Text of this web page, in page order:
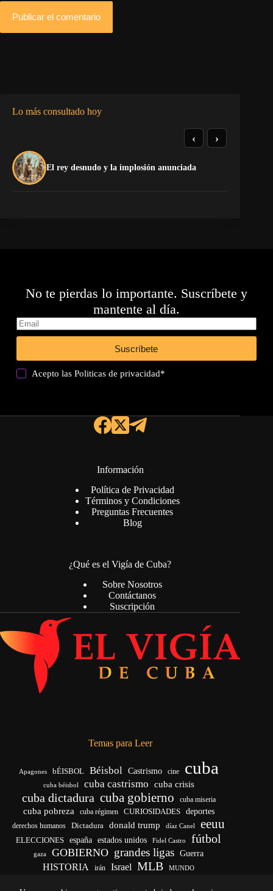
Publicar el comentario
Lo más consultado hoy
El rey desnudo y la implosión anunciada
‹ ›
No te pierdas lo importante. Suscríbete y
mantente al día.
Suscríbete
Acepto lasPoliticas de privacidad*
Información
Política de Privacidad
Términos y Condiciones
Preguntas Frecuentes
Blog
¿Qué es el Vigía de Cuba?
Sobre Nosotros
Contáctanos
Suscripción
Temas para Leer
Apagones bÉISBOL Béisbol Castrismo cine cuba
cuba béisbol cuba castrismo cuba crisis
cuba dictadura cuba gobierno cuba miseria
cuba pobreza cuba régimen CURIOSIDADES deportes
derechos humanos Dictadura donald trump díaz Canel eeuu
ELECCIONES españa estados unidos Fidel Castro fútbol
gaza GOBIERNO grandes ligas Guerra
HISTORIA irán Israel MLB MUNDO